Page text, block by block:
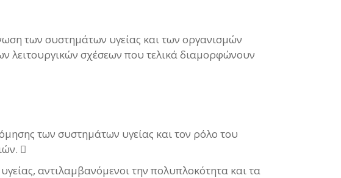
των συστημάτων υγείας και των οργανισμών
λειτουργικών σχέσεων που τελικά διαμορφώνουν
των συστημάτων υγείας και τον ρόλο του

αντιλαμβανόμενοι την πολυπλοκότητα και τα